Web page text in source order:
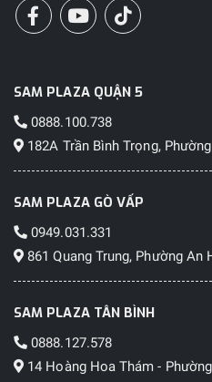
SAM PLAZA QUẬN 5
0888.100.738
182A Trần Bình Trọng,
SAM PLAZA GÒ VẤP
0949.031.331
861 Quang Trung, Phường An
SAM PLAZA TÂN BÌNH
0888.127.578
14 Hoàng Hoa Thám -